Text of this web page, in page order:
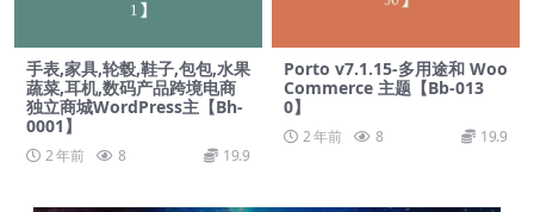
手表,家具,轮毂,鞋子,包包,水果
蔬菜,耳机,数码产品跨境电商
独立商城WordPress主【Bh-
0001】
2 年前 8 19.9
Porto v7.1.15-多用途和 Woo
Commerce 主题【Bb-013
0】
2 年前 8 19.9